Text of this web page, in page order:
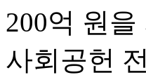
200억 원
사회공헌